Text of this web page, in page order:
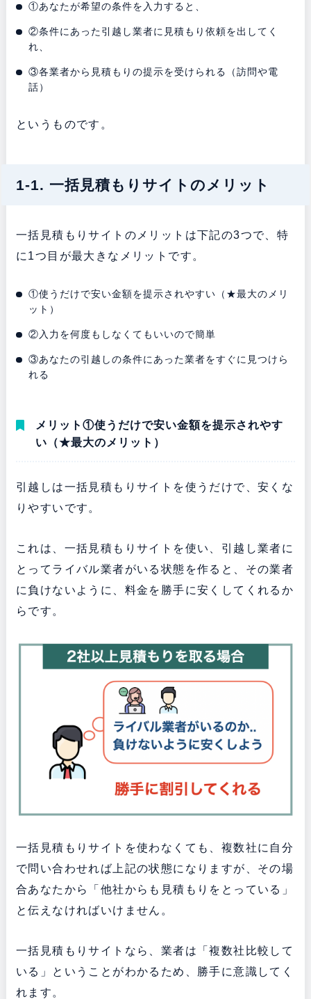
①あなたが希望の条件を入力すると、
②条件にあった引越し業者に見積もり依頼を出してく
れ、
③各業者から見積もりの提示を受けられる（訪問や電
話）
というものです。
1-1. 一括見積もりサイトのメリット
一括見積もりサイトのメリットは下記の3つで、特
に1つ目が最大きなメリットです。
①使うだけで安い金額を提示されやすい（★最大のメリ
ット）
②入力を何度もしなくてもいいので簡単
③あなたの引越しの条件にあった業者をすぐに見つけら
れる
メリット①使うだけで安い金額を提示されやす
い（★最大のメリット）
引越しは一括見積もりサイトを使うだけで、安くな
りやすいです。
これは、一括見積もりサイトを使い、引越し業者に
とってライバル業者がいる状態を作ると、その業者
に負けないように、料金を勝手に安くしてくれるか
らです。
一括見積もりサイトを使わなくても、複数社に自分
で問い合わせれば上記の状態になりますが、その場
合あなたから「他社からも見積もりをとっている」
と伝えなければいけません。
一括見積もりサイトなら、業者は「複数社比較して
いる」ということがわかるため、勝手に意識してく
れます。